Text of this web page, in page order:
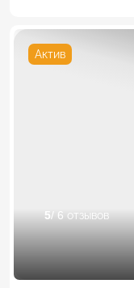
Актив
5/ 6 отзывов